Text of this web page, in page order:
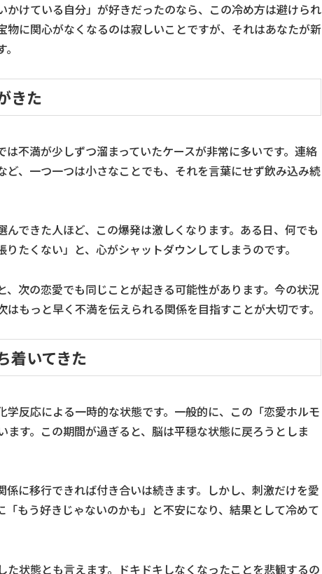
けている自分」が好きだったのなら、この冷め方は避けられ
に関心がなくなるのは寂しいことですが、それはあなたが新
きた
は不満が少しずつ溜まっていたケースが非常に多いです。連絡
、一つ一つは小さなことでも、それを言葉にせず飲み込み続
できた人ほど、この爆発は激しくなります。ある日、何でも
たくない」と、心がシャットダウンしてしまうのです。
次の恋愛でも同じことが起きる可能性があります。今の状況
もっと早く不満を伝えられる関係を目指すことが大切です。
着いてきた
反応による一時的な状態です。一般的に、この「恋愛ホルモ
す。この期間が過ぎると、脳は平穏な状態に戻ろうとしま
に移行できれば付き合いは続きます。しかし、刺激だけを愛
もう好きじゃないのかも」と不安になり、結果として冷めて
状態とも言えます。ドキドキしなくなったことを悲観するの